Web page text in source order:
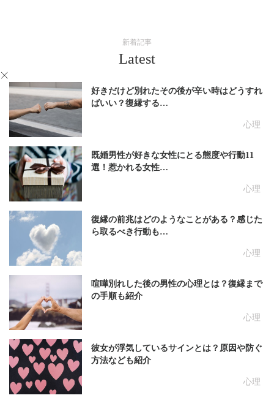
新着記事
Latest
心理
好きだけど別れたその後が辛い時はどうすれ
ばいい？復縁する…
心理
既婚男性が好きな女性にとる態度や行動11
選！惹かれる女性…
心理
復縁の前兆はどのようなことがある？感じた
ら取るべき行動も…
心理
喧嘩別れした後の男性の心理とは？復縁まで
の手順も紹介
心理
彼女が浮気しているサインとは？原因や防ぐ
方法なども紹介